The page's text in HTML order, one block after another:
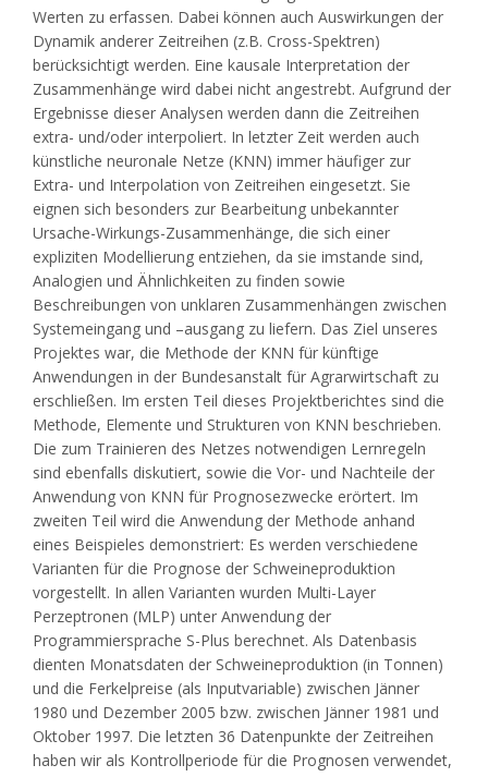
Werten zu erfassen. Dabei können auch Auswirkungen der
Dynamik anderer Zeitreihen (z.B. Cross-Spektren)
berücksichtigt werden. Eine kausale Interpretation der
Zusammenhänge wird dabei nicht angestrebt. Aufgrund der
Ergebnisse dieser Analysen werden dann die Zeitreihen
extra- und/oder interpoliert. In letzter Zeit werden auch
künstliche neuronale Netze (KNN) immer häufiger zur
Extra- und Interpolation von Zeitreihen eingesetzt. Sie
eignen sich besonders zur Bearbeitung unbekannter
Ursache-Wirkungs-Zusammenhänge, die sich einer
expliziten Modellierung entziehen, da sie imstande sind,
Analogien und Ähnlichkeiten zu finden sowie
Beschreibungen von unklaren Zusammenhängen zwischen
Systemeingang und –ausgang zu liefern. Das Ziel unseres
Projektes war, die Methode der KNN für künftige
Anwendungen in der Bundesanstalt für Agrarwirtschaft zu
erschließen. Im ersten Teil dieses Projektberichtes sind die
Methode, Elemente und Strukturen von KNN beschrieben.
Die zum Trainieren des Netzes notwendigen Lernregeln
sind ebenfalls diskutiert, sowie die Vor- und Nachteile der
Anwendung von KNN für Prognosezwecke erörtert. Im
zweiten Teil wird die Anwendung der Methode anhand
eines Beispieles demonstriert: Es werden verschiedene
Varianten für die Prognose der Schweineproduktion
vorgestellt. In allen Varianten wurden Multi-Layer
Perzeptronen (MLP) unter Anwendung der
Programmiersprache S-Plus berechnet. Als Datenbasis
dienten Monatsdaten der Schweineproduktion (in Tonnen)
und die Ferkelpreise (als Inputvariable) zwischen Jänner
1980 und Dezember 2005 bzw. zwischen Jänner 1981 und
Oktober 1997. Die letzten 36 Datenpunkte der Zeitreihen
haben wir als Kontrollperiode für die Prognosen verwendet,